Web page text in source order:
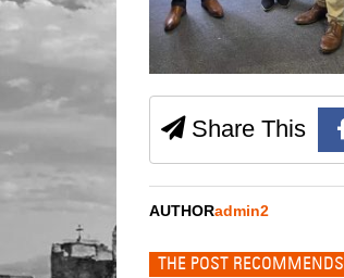
Share This
AUTHORadmin2
THE POST RECOMMENDS